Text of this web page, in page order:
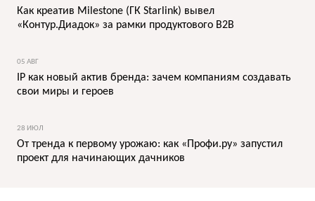
Как креатив Milestone (ГК Starlink) вывел
«Контур.Диадок» за рамки продуктового B2B
05 АВГ
IP как новый актив бренда: зачем компаниям создавать
свои миры и героев
28 ИЮЛ
От тренда к первому урожаю: как «Профи.ру» запустил
проект для начинающих дачников